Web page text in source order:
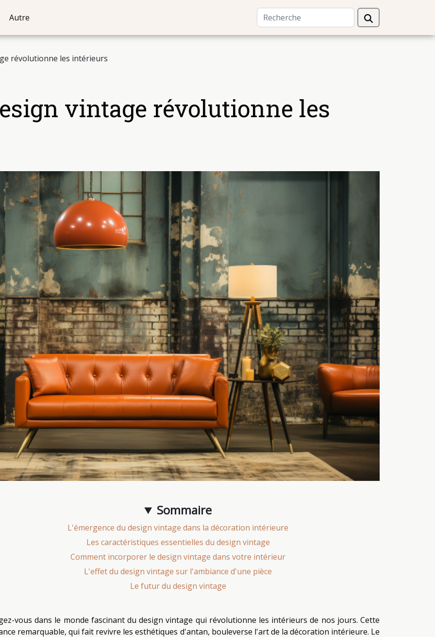
Autre
révolutionne les intérieurs
vintage révolutionne les
Sommaire
L'émergence du design vintage dans la décoration intérieure
Les caractéristiques essentielles du design vintage
Comment incorporer le design vintage dans votre intérieur
L'effet du design vintage sur l'ambiance d'une pièce
Le futur du design vintage
vous dans le monde fascinant du design vintage qui révolutionne les intérieurs de nos jours. Cette
remarquable, qui fait revivre les esthétiques d'antan, bouleverse l'art de la décoration intérieure. Le